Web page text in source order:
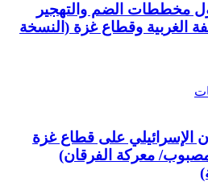
مخططات الضم والتهجير
الغربية وقطاع غزة (النسخة
الإسرائيلي على قطاع غزة
معركة الفرقان)